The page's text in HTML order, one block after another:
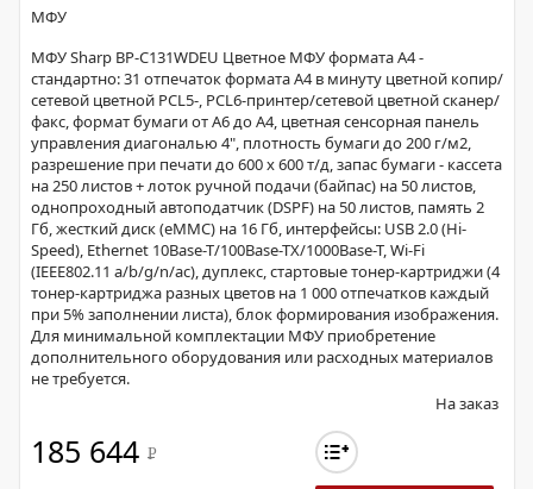
МФУ
МФУ Sharp BP-C131WDEU Цветное МФУ формата A4 -
стандартно: 31 отпечаток формата A4 в минуту цветной копир/
сетевой цветной PCL5-, PCL6-принтер/сетевой цветной сканер/
факс, формат бумаги от A6 до A4, цветная сенсорная панель
управления диагональю 4", плотность бумаги до 200 г/м2,
разрешение при печати до 600 x 600 т/д, запас бумаги - кассета
на 250 листов + лоток ручной подачи (байпас) на 50 листов,
однопроходный автоподатчик (DSPF) на 50 листов, память 2
Гб, жесткий диск (eMMC) на 16 Гб, интерфейсы: USB 2.0 (Hi-
Speed), Ethernet 10Base-T/100Base-TX/1000Base-T, Wi-Fi
(IEEE802.11 a/b/g/n/ac), дуплекс, стартовые тонер-картриджи (4
тонер-картриджа разных цветов на 1 000 отпечатков каждый
при 5% заполнении листа), блок формирования изображения.
Для минимальной комплектации МФУ приобретение
дополнительного оборудования или расходных материалов
не требуется.
На заказ
185 644 Р